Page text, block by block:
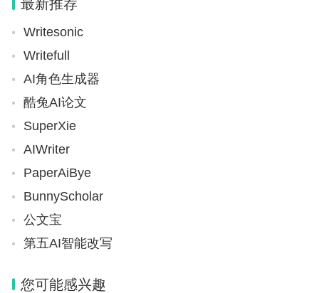
最新推荐
Writesonic
Writefull
AI角色生成器
酷兔AI论文
SuperXie
AIWriter
PaperAiBye
BunnyScholar
公文宝
第五AI智能改写
您可能感兴趣